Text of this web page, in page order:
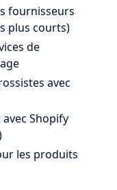
fournisseurs
plus courts)
de
avec
Shopify
les produits